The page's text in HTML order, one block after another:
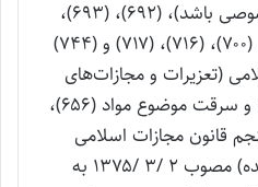
اراضی متعلق به اشخاص خصوصی باشد)، (۶۹۲)، (۶۹۳)،
(۶۹۴)، (۶۹۷)، (۶۹۸)، (۶۹۹)، (۷۰۰)، (۷۱۶)، (۷۱۷) و (۷۴۴)
(تعزیرات و مجازات‌‌های
بازدارنده) مصوب ۲ /۳ /۱۳۷۵ و سرقت موضوع مواد (۶۵۶)،
کتاب پنجم قانون مجازات اسلامی
(تعزیرات و مجازات‌‌های بازدارنده) مصوب ۲ /۳ /۱۳۷۵ به‌